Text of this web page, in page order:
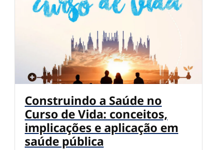
Construindo a Saúde no
Curso de Vida: conceitos,
implicações e aplicação em
saúde pública